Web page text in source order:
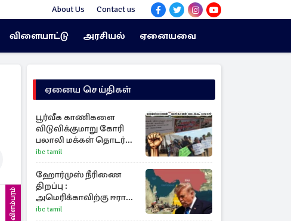
About Us Contact us
விளையாட்டு அரசியல் ஏனையவை
விளம்பரம்
ஏனைய செய்திகள்
பூர்வீக காணிகளை
விடுவிக்குமாறு கோரி
பலாலி மக்கள் தொடர்
போராட்டம்!
ibc tamil
ஹோர்முஸ் நீரிணை
திறப்பு :
அமெரிக்காவிற்கு ஈரான்
விதிக்கும் நிபந்தனை
ibc tamil